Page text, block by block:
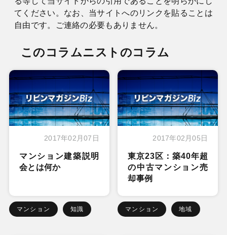
てください。なお、当サイトへのリンクを貼ることは
自由です。ご連絡の必要もありません。
このコラムニストのコラム
2017年02月07日
マンション建築説明
会とは何か
マンション 知識
2017年02月05日
東京23区：築40年超
の中古マンション売
却事例
マンション 地域